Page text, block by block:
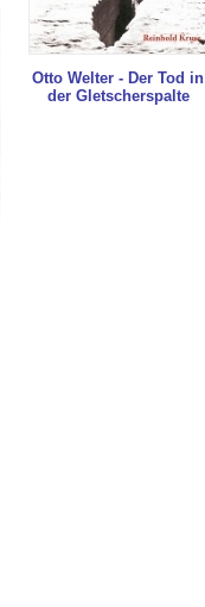
Otto Welter - Der Tod in
der Gletscherspalte